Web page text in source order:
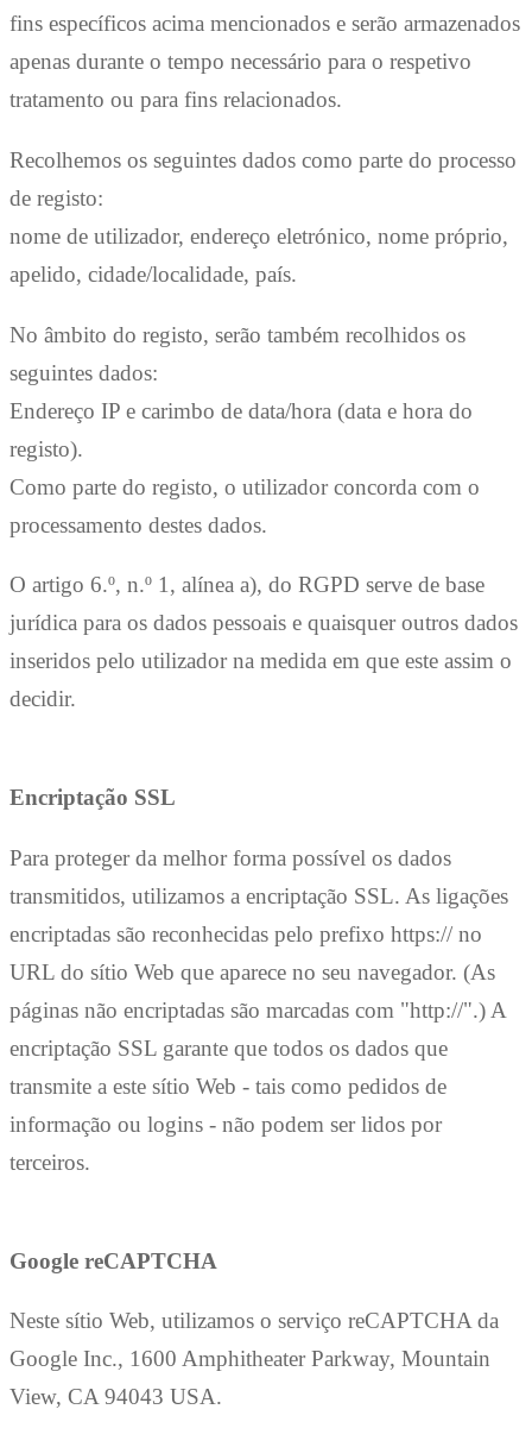
fins específicos acima mencionados e serão armazenados
apenas durante o tempo necessário para o respetivo
tratamento ou para fins relacionados.
Recolhemos os seguintes dados como parte do processo
de registo:
nome de utilizador, endereço eletrónico, nome próprio,
apelido, cidade/localidade, país.
No âmbito do registo, serão também recolhidos os
seguintes dados:
Endereço IP e carimbo de data/hora (data e hora do
registo).
Como parte do registo, o utilizador concorda com o
processamento destes dados.
O artigo 6.º, n.º 1, alínea a), do RGPD serve de base
jurídica para os dados pessoais e quaisquer outros dados
inseridos pelo utilizador na medida em que este assim o
decidir.
Encriptação SSL
Para proteger da melhor forma possível os dados
transmitidos, utilizamos a encriptação SSL. As ligações
encriptadas são reconhecidas pelo prefixo https:// no
URL do sítio Web que aparece no seu navegador. (As
páginas não encriptadas são marcadas com "http://".) A
encriptação SSL garante que todos os dados que
transmite a este sítio Web - tais como pedidos de
informação ou logins - não podem ser lidos por
terceiros.
Google reCAPTCHA
Neste sítio Web, utilizamos o serviço reCAPTCHA da
Google Inc., 1600 Amphitheater Parkway, Mountain
View, CA 94043 USA.